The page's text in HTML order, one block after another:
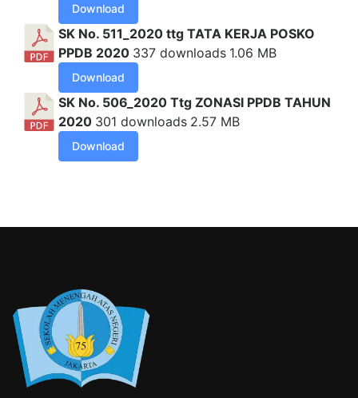
Download
SK No. 511_2020 ttg TATA KERJA POSKO
PPDB 2020 337 downloads 1.06 MB
Download
SK No. 506_2020 Ttg ZONASI PPDB TAHUN
2020 301 downloads 2.57 MB
Download